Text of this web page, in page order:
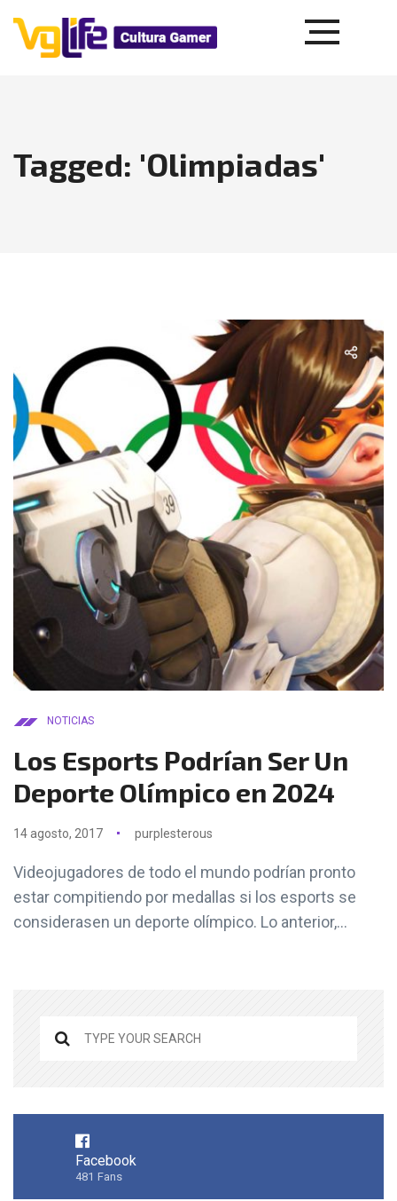
Tagged: 'Olimpiadas'
NOTICIAS
Los Esports Podrían Ser Un
Deporte Olímpico en 2024
14 agosto, 2017 purplesterous
Videojugadores de todo el mundo podrían pronto
estar compitiendo por medallas si los esports se
considerasen un deporte olímpico. Lo anterior,...
Facebook
481 Fans